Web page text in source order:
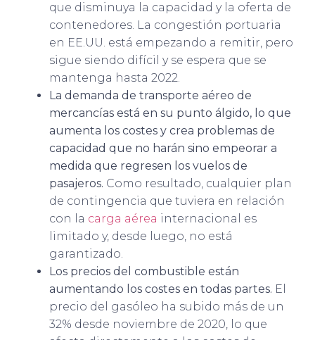
que disminuya la capacidad y la oferta de
contenedores. La congestión portuaria
en EE.UU. está empezando a remitir, pero
sigue siendo difícil y se espera que se
mantenga hasta 2022.
La demanda de transporte aéreo de
mercancías está en su punto álgido, lo que
aumenta los costes y crea problemas de
capacidad que no harán sino empeorar a
medida que regresen los vuelos de
pasajeros. Como resultado, cualquier plan
de contingencia que tuviera en relación
con la carga aérea internacional es
limitado y, desde luego, no está
garantizado.
Los precios del combustible están
aumentando los costes en todas partes. El
precio del gasóleo ha subido más de un
32% desde noviembre de 2020, lo que